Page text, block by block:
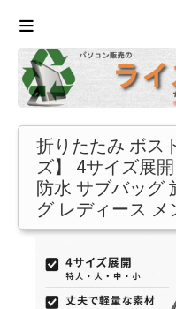
折りたたみ ボス
ズ】 4サイズ展
防水 サブバッグ
グ レディース メ